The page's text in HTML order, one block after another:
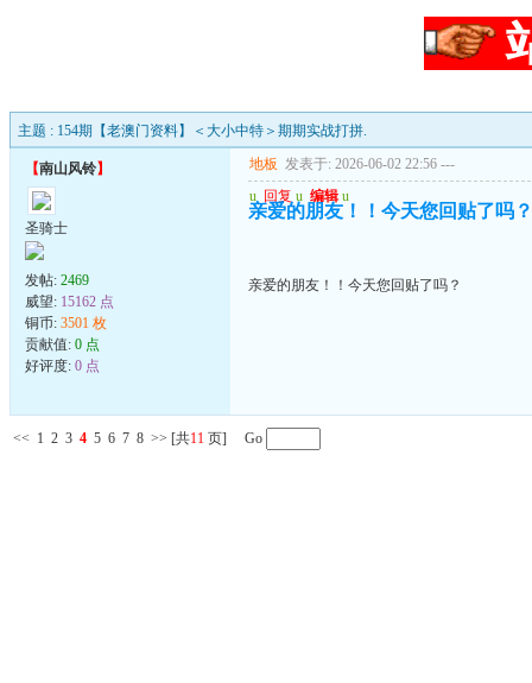
主题 : 154期【老澳门资料】＜大小中特＞期期实战打拼.
【南山风铃】
圣骑士
发帖: 2469
威望: 15162 点
铜币: 3501 枚
贡献值: 0 点
好评度: 0 点
地板 发表于: 2026-06-02 22:56 ---
u 回复 u 编辑 u
亲爱的朋友！！今天您回贴了吗？
亲爱的朋友！！今天您回贴了吗？
<< 1 2 3 4 5 6 7 8 >> [共11 页] Go